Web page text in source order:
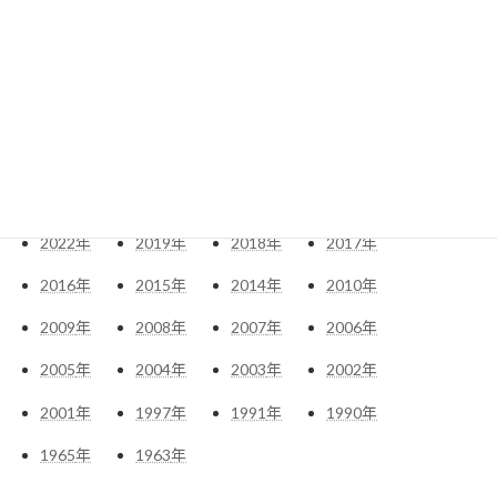
2022年 2019年 2018年 2017年
2016年 2015年 2014年 2010年
2009年 2008年 2007年 2006年
2005年 2004年 2003年 2002年
2001年 1997年 1991年 1990年
1965年 1963年